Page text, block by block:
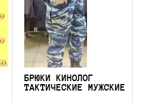
БРЮКИ КИНОЛОГ
ТАКТИЧЕСКИЕ МУЖСКИЕ